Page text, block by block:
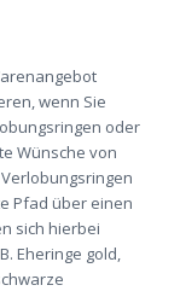
wenn Sie
oder
Wünsche von
Pfad über einen
sich hierbei
Eheringe gold,